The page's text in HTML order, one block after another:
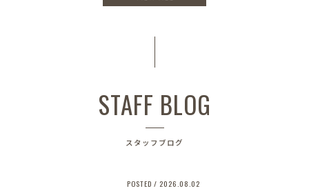
STAFF BLOG
スタッフブログ
POSTED / 2026.08.02